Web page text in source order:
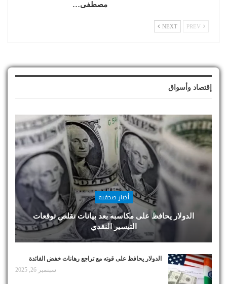
مصطفى…
NEXT
إقتصاد وأسواق
أخبار صحفية
الدولار يحافظ على مكاسبه بعد بيانات تقلص توقعات
التيسير النقدي
الدولار يحافظ على قوته مع تراجع رهانات خفض الفائدة
سبتمبر 26, 2025